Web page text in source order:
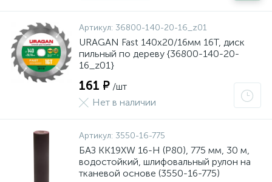
Артикул: 36800-140-20-16_z01
URAGAN Fast 140x20/16мм 16Т, диск
пильный по дереву {36800-140-20-
16_z01}
161 ₽ /шт
Нет в наличии
Артикул: 3550-16-775
БАЗ KK19XW 16-H (Р80), 775 мм, 30 м,
водостойкий, шлифовальный рулон на
тканевой основе (3550-16-775)